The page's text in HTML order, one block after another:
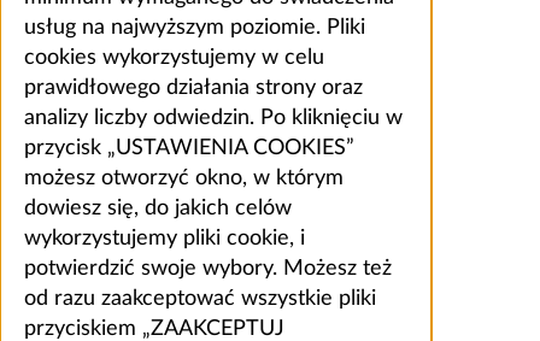
usług na najwyższym poziomie. Pliki
cookies wykorzystujemy w celu
prawidłowego działania strony oraz
analizy liczby odwiedzin. Po kliknięciu w
przycisk „USTAWIENIA COOKIES”
możesz otworzyć okno, w którym
dowiesz się, do jakich celów
wykorzystujemy pliki cookie, i
potwierdzić swoje wybory. Możesz też
od razu zaakceptować wszystkie pliki
przyciskiem „ZAAKCEPTUJ